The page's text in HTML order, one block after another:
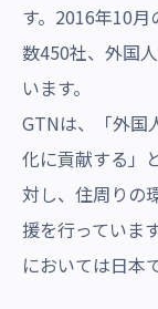
す。2016年10
数450社、外国
います。
GTNは、「外国
化に貢献する」
対し、住周りの
援を行っていま
においては日本